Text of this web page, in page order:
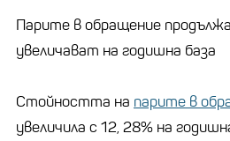
Парите в обращение
увеличават на годишна база
Стойността на парите в
увеличила с 12, 28% на